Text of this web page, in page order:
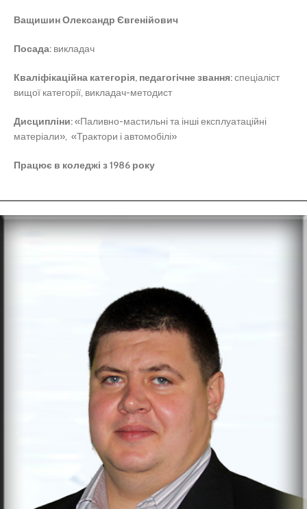
Ващишин Олександр Євгенійович
Посада: викладач
Кваліфікаційна категорія, педагогічне звання:спеціаліст
вищої категорії, викладач-методист
Дисципліни:«Паливно-мастильні та інші експлуатаційні
матеріали», «Трактори і автомобілі»
Працює в коледжі з 1986 року